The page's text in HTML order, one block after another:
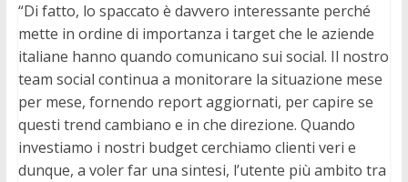
“Di fatto, lo spaccato è davvero interessante perché
mette in ordine di importanza i target che le aziende
italiane hanno quando comunicano sui social. Il nostro
team social continua a monitorare la situazione mese
per mese, fornendo report aggiornati, per capire se
questi trend cambiano e in che direzione. Quando
investiamo i nostri budget cerchiamo clienti veri e
dunque, a voler far una sintesi, l’utente più ambito tra